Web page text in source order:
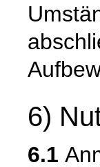
6)
6.1